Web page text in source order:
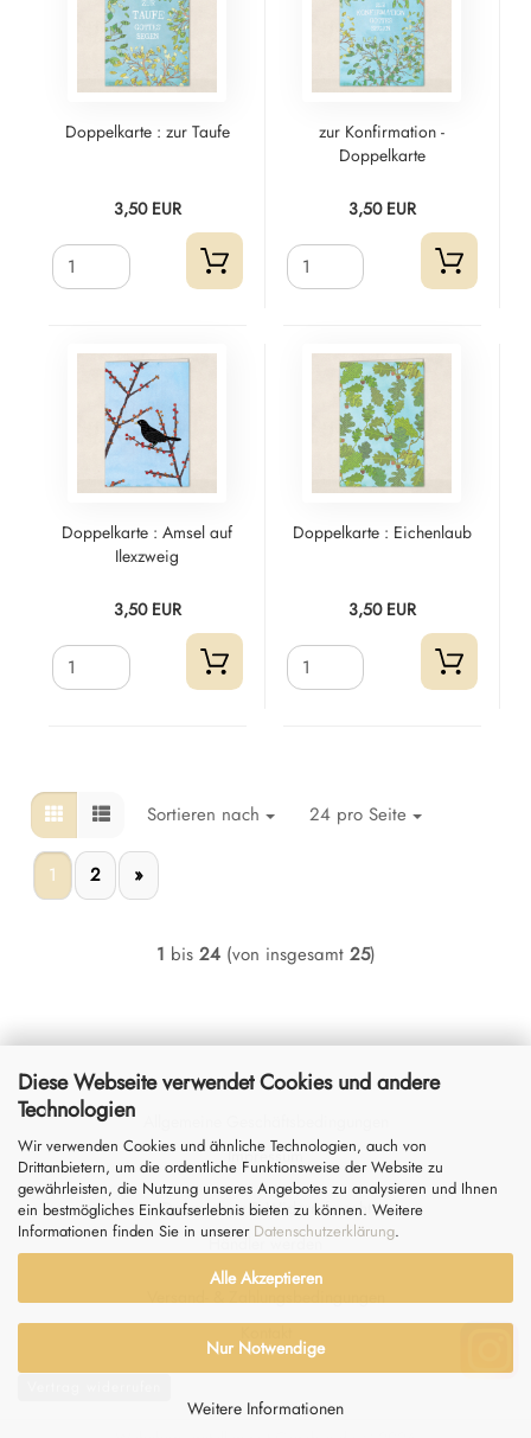
Diese Webseite verwendet Cookies und andere
Technologien
Wir verwenden Cookies und ähnliche Technologien, auch von
Drittanbietern, um die ordentliche Funktionsweise der Website zu
gewährleisten, die Nutzung unseres Angebotes zu analysieren und Ihnen
ein bestmögliches Einkaufserlebnis bieten zu können. Weitere
Informationen finden Sie in unserer Datenschutzerklärung.
Alle Akzeptieren
Nur Notwendige
Weitere Informationen
Doppelkarte : zur Taufe
3,50 EUR
zur Konfirmation -
Doppelkarte
3,50 EUR
Doppelkarte : Amsel auf
Ilexzweig
3,50 EUR
Doppelkarte : Eichenlaub
3,50 EUR
Sortieren nach 24 pro Seite
1 2 »
1 bis 24(von insgesamt 25)
Impressum
Datenschutz &Widerrufsrecht
Händler werden
Versand- & Zahlungsbedingungen